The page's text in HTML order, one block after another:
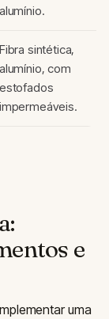
alumínio.
Fibra sintética,
alumínio, com
estofados
impermeáveis.
e
uma